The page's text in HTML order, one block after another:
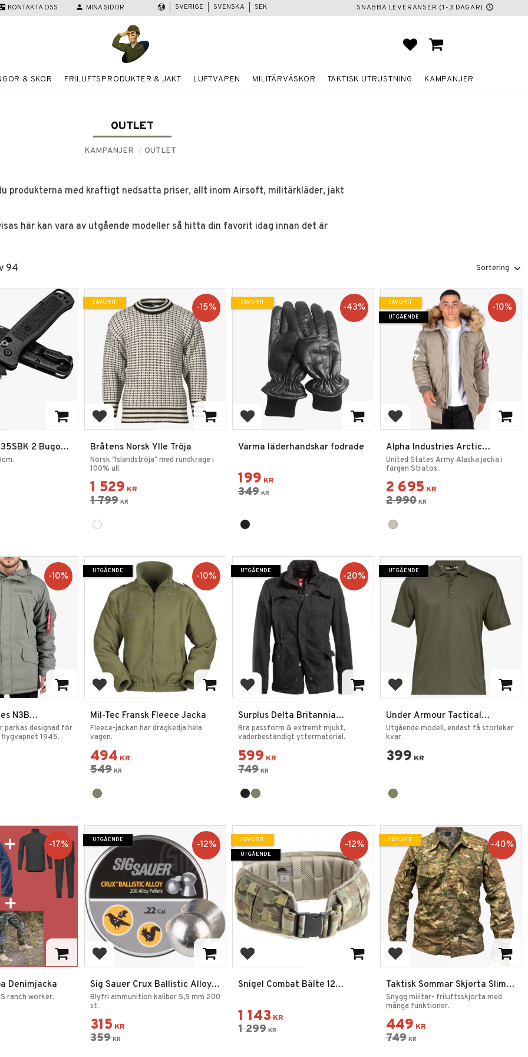
KONTAKTA OSS person MINA SIDOR SNABBA LEVERANSER (1-3 DAGAR) schedule
SVERIGE SVENSKA SEK
FAVORITER
KUNDVAGN
& SKOR FRILUFTSPRODUKTER & JAKT LUFTVAPEN MILITÄRVÄSKOR TAKTISK UTRUSTNING KAMPANJER
OUTLET
KAMPANJER OUTLET
produkterna med kraftigt nedsatta priser, allt inom Airsoft, militärkläder, jakt
här kan vara av utgående modeller så hitta din favorit idag innan det är
94
2 Bugout
Lägg till i favoriter
Bråtens Norsk Ylle Tröja
Norsk "Islandströja" med rundkrage i
100% ull.
1 529 KR
1 799 KR
15%
FAVORIT
Lägg till i favoriter
Varma läderhandskar fodrade
199 KR
349 KR
43%
FAVORIT
Lägg till i favoriter
Alpha Industries Arctic
Discoverer Vinterjacka
United States Army Alaska jacka i
färgen Stratos.
2 695 KR
2 990 KR
10%
FAVORIT
UTGÅENDE
N3B
parkas designad för
1945.
10%
Lägg till i favoriter
Mil-Tec Fransk Fleece Jacka
Fleece-jackan har dragkedja hela
vägen.
494 KR
549 KR
10%
UTGÅENDE
Lägg till i favoriter
Surplus Delta Britannia
Fältjacka
Bra passform & extremt mjukt,
väderbeständigt yttermaterial.
599 KR
749 KR
20%
UTGÅENDE
Lägg till i favoriter
Under Armour Tactical
Performance Polo Shirt
Utgående modell, endast få storlekar
kvar.
399 KR
UTGÅENDE
Denimjacka
ranch worker.
17%
Lägg till i favoriter
Sig Sauer Crux Ballistic Alloy
Diabol 5,5mm 200st
Blyfri ammunition kaliber 5,5 mm 200
st.
315 KR
359 KR
12%
UTGÅENDE
Lägg till i favoriter
Snigel Combat Bälte 12
1 143 KR
1 299 KR
12%
FAVORIT
UTGÅENDE
Lägg till i favoriter
Taktisk Sommar Skjorta Slim-
fit
Snygg militär- friluftsskjorta med
många funktioner.
449 KR
749 KR
40%
FAVORIT